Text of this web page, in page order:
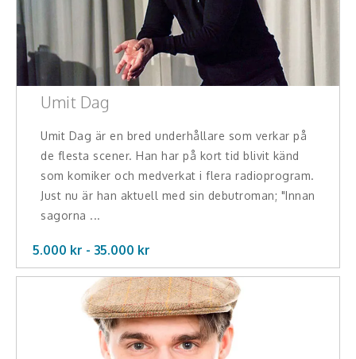
Umit Dag
Umit Dag är en bred underhållare som verkar på
de flesta scener. Han har på kort tid blivit känd
som komiker och medverkat i flera radioprogram.
Just nu är han aktuell med sin debutroman; "Innan
sagorna ...
5.000 kr - 35.000 kr